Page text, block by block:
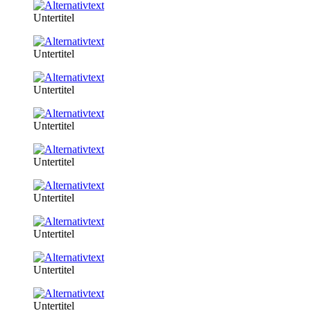
Untertitel
Untertitel
Untertitel
Untertitel
Untertitel
Untertitel
Untertitel
Untertitel
Untertitel